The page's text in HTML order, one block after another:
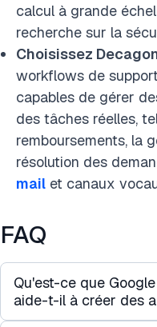
calcul à grande
recherche sur la
Choisissez
workflows de
capables de gérer
des tâches réelles,
remboursements, la
résolution des
mail et canaux
FAQ
Qu'est-ce que
aide-t-il à créer des